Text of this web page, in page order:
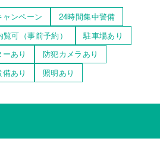
ャンペーン
24時間集中警備
覧可（事前予約）
駐車場あり
あり
防犯カメラあり
あり 照明あり